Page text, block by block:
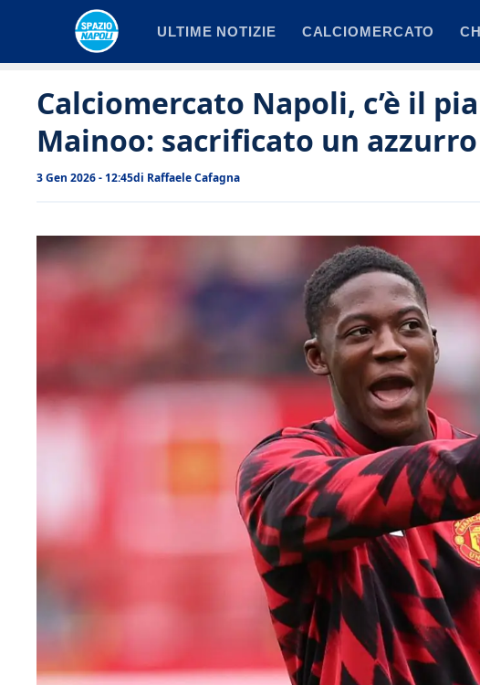
ULTIME NOTIZIE CALCIOMERCATO
Calciomercato Napoli, c’è il
Mainoo: sacrificato un azzurro
3 Gen 2026 - 12:45di Raffaele Cafagna